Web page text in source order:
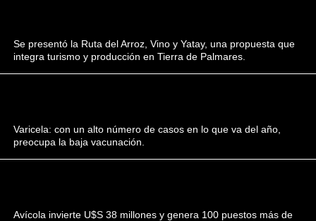
Se presentó la Ruta del Arroz, Vino y Yatay, una propuesta que
integra turismo y producción en Tierra de Palmares.
Varicela: con un alto número de casos en lo que va del año,
preocupa la baja vacunación.
Avícola invierte U$S 38 millones y genera 100 puestos más de